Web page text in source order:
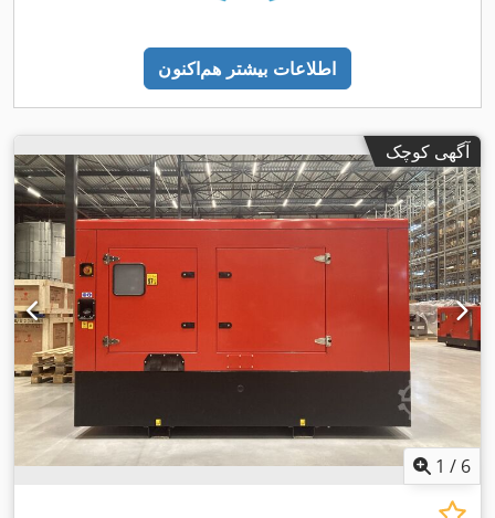
اطلاعات بیشتر هم‌اکنون
آگهی کوچک
1 / 6